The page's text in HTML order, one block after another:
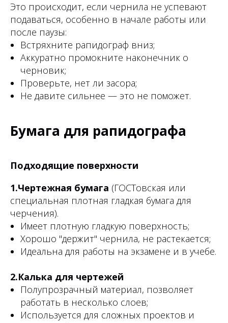
Это происходит, если чернила не успевают
подаваться, особенно в начале работы или
после паузы:
Встряхните рапидограф вниз;
Аккуратно промокните наконечник о
черновик;
Проверьте, нет ли засора;
Не давите сильнее — это не поможет.
Бумага для рапидографа
Подходящие поверхности
1.Чертежная бумага (ГОСТовская или
специальная плотная гладкая бумага для
черчения).
Имеет плотную гладкую поверхность;
Хорошо "держит" чернила, не растекается;
Идеальна для работы на экзамене и в учебе.
2.Калька для чертежей
Полупрозрачный материал, позволяет
работать в несколько слоев;
Используется для сложных проектов и